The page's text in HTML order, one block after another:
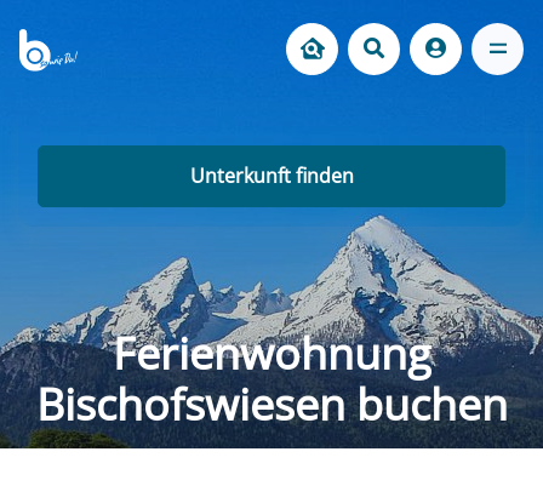
Unterkunft finden
Ferienwohnung
Bischofswiesen buchen